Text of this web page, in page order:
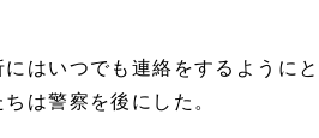
はいつでも連絡をするようにと
は警察を後にした。